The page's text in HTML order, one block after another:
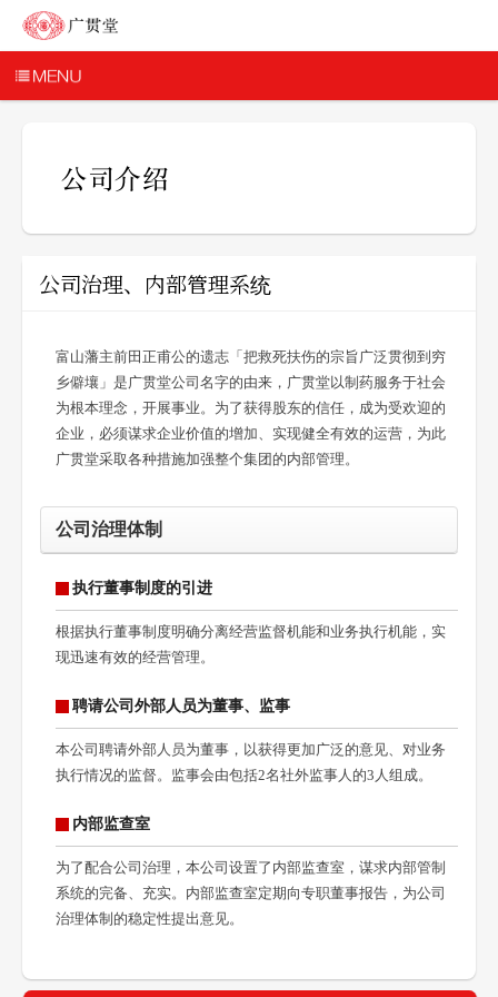
公司治理、内部管理系统
富山藩主前田正甫公的遗志「把救死扶伤的宗旨广泛贯彻到穷
乡僻壤」是广贯堂公司名字的由来，广贯堂以制药服务于社会
为根本理念，开展事业。为了获得股东的信任，成为受欢迎的
企业，必须谋求企业价值的增加、实现健全有效的运营，为此
广贯堂采取各种措施加强整个集团的内部管理。
公司治理体制
执行董事制度的引进
根据执行董事制度明确分离经营监督机能和业务执行机能，实
现迅速有效的经营管理。
聘请公司外部人员为董事、监事
本公司聘请外部人员为董事，以获得更加广泛的意见、对业务
执行情况的监督。监事会由包括2名社外监事人的3人组成。
内部监查室
为了配合公司治理，本公司设置了内部监查室，谋求内部管制
系统的完备、充实。内部监查室定期向专职董事报告，为公司
治理体制的稳定性提出意见。